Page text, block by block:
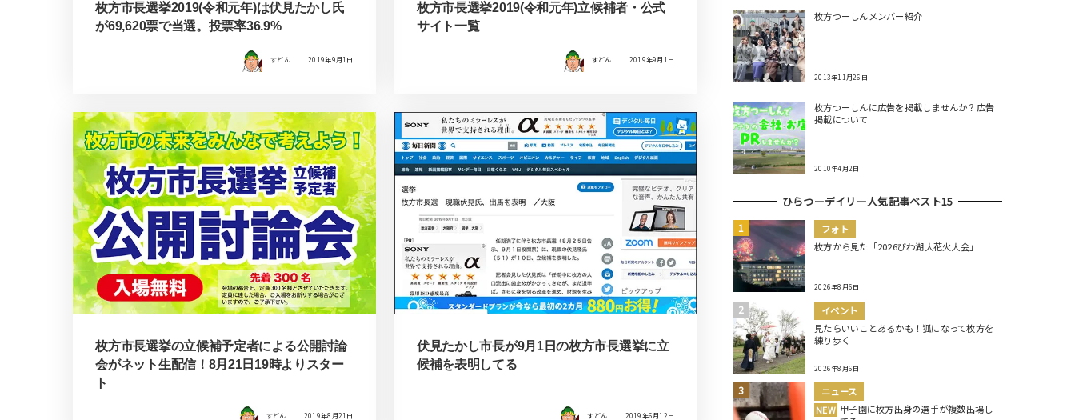
枚方市長選挙2019(令和元年)は伏見たかし氏
が69,620票で当選。投票率36.9%
すどん 2019年9月1日
枚方市長選挙2019(令和元年)立候補者・公式
サイト一覧
すどん 2019年9月1日
枚方市長選挙の立候補予定者による公開討論
会がネット生配信！8月21日19時よりスター
ト
すどん 2019年8月21日
伏見たかし市長が9月1日の枚方市長選挙に立
候補を表明してる
すどん 2019年6月12日
枚方つーしんメンバー紹介
2013年11月26日
枚方つーしんに広告を掲載しませんか？広告
掲載について
2010年4月2日
ひらつーデイリー人気記事ベスト15
フォト
枚方から見た「2026びわ湖大花火大会」
2026年8月6日
イベント
見たらいいことあるかも！狐になって枚方を
練り歩く
2026年8月6日
ニュース
NEW 甲子園に枚方出身の選手が複数出場し